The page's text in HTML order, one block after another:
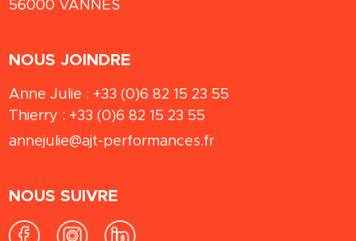
56000 VANNES
NOUS JOINDRE
Anne Julie : +33 (0)6 82 15 23 55
Thierry : +33 (0)6 82 15 23 55
annejulie@ajt-performances.fr
NOUS SUIVRE